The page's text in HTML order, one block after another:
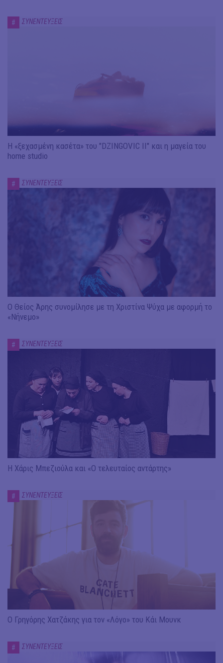
# ΣΥΝΕΝΤΕΥΞΕΙΣ
Η «ξεχασμένη κασέτα» του "DZINGOVIC II" και η μαγεία του
home studio
# ΣΥΝΕΝΤΕΥΞΕΙΣ
Ο Θείος Άρης συνομίλησε με τη Χριστίνα Ψύχα με αφορμή το
«Νήνεμο»
# ΣΥΝΕΝΤΕΥΞΕΙΣ
Η Χάρις Μπεζιούλα και «Ο τελευταίος αντάρτης»
# ΣΥΝΕΝΤΕΥΞΕΙΣ
Ο Γρηγόρης Χατζάκης για τον «Λόγο» του Κάι Μουνκ
# ΣΥΝΕΝΤΕΥΞΕΙΣ